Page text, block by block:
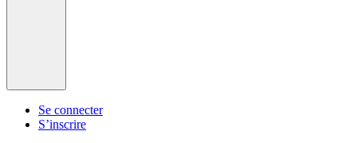
Se connecter
S’inscrire